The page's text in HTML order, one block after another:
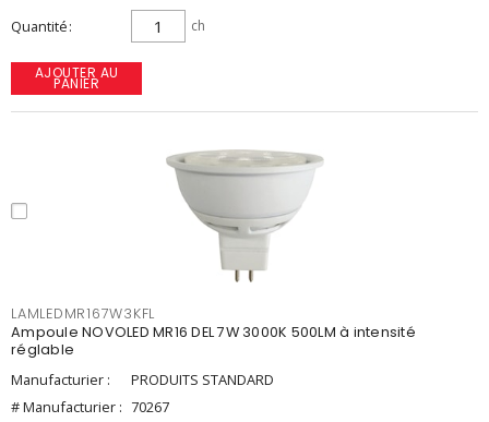
Quantité ch
AJOUTER AU
PANIER
LAMLEDMR167W3KFL
Ampoule NOVOLED MR16 DEL 7W 3000K 500LM à intensité
réglable
Manufacturier :
PRODUITS STANDARD
# Manufacturier : 70267